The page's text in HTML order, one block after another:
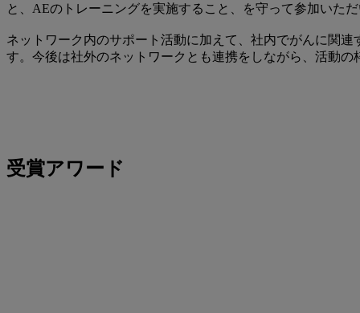
と、AEのトレーニングを実施すること、を守って参加いた
ネットワーク内のサポート活動に加えて、社内でがんに関
す。今後は社外のネットワークとも連携をしながら、活動
受賞アワード